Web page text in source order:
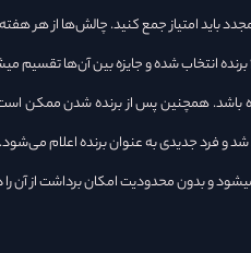
باشد. همچنین پس از برنده شدن
و فرد جدیدی به عنوان برنده اعلام می‌شود.